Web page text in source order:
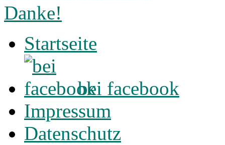
Startseite
bei facebook
Impressum
Datenschutz